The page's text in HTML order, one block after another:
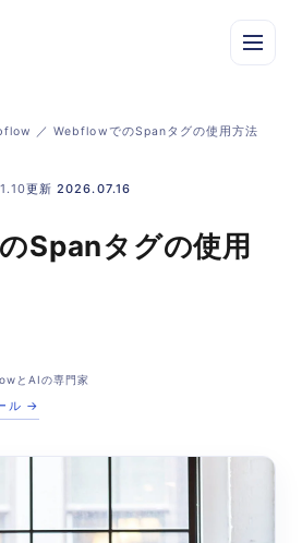
／ WebflowでのSpanタグの使用方法
更新 2026.07.16
Spanタグの使用
とAIの専門家
ル →